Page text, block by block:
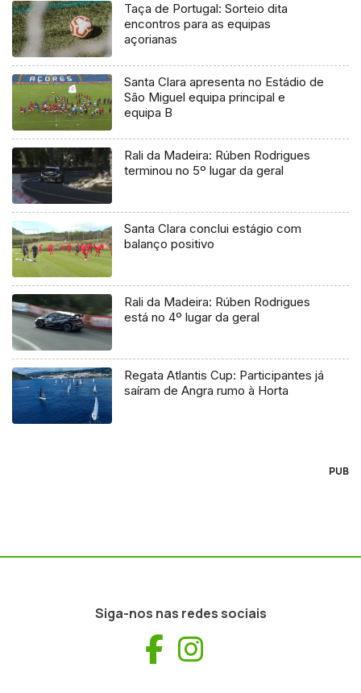
Taça de Portugal: Sorteio dita
encontros para as equipas
açorianas
Santa Clara apresenta no Estádio de
São Miguel equipa principal e
equipa B
Rali da Madeira: Rúben Rodrigues
terminou no 5º lugar da geral
Santa Clara conclui estágio com
balanço positivo
Rali da Madeira: Rúben Rodrigues
está no 4º lugar da geral
Regata Atlantis Cup: Participantes já
saíram de Angra rumo à Horta
PUB
Siga-nos nas redes sociais
Facebook